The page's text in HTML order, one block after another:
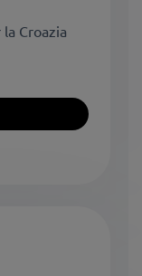
Croazia